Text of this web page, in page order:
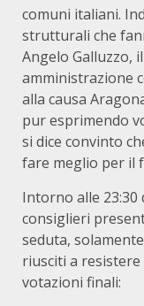
comuni italiani.
strutturali che
Angelo Galluzzo,
amministrazione
alla causa
pur esprimendo
si dice convinto
fare meglio per il
Intorno alle 23:30
consiglieri
seduta,
riusciti a resistere
votazioni finali: